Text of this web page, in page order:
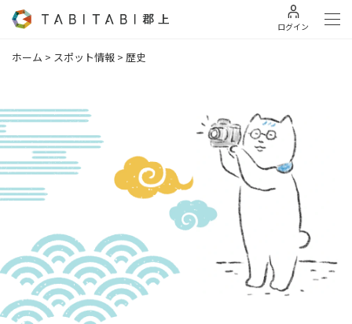
ログイン
ホーム > スポット情報 > 歴史